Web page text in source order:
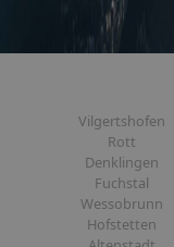
Vilgertshofen
Rott
Denklingen
Fuchstal
Wessobrunn
Hofstetten